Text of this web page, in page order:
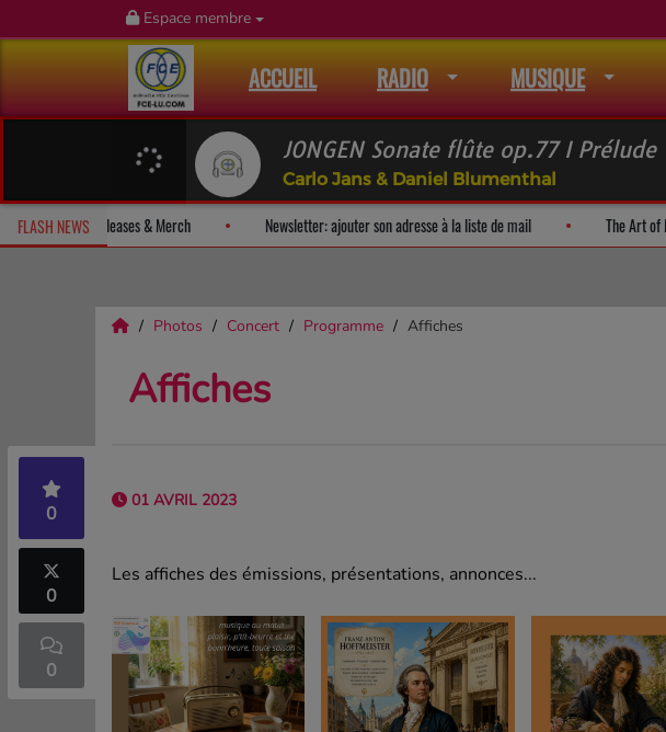
Espace membre
ACCUEIL RADIO MUSIQUE
JONGEN Sonate flûte op.77 I Prélude
Carlo Jans & Daniel Blumenthal
FLASH NEWS
surprise! Fan Releases & Merch Newsletter: ajouter son adresse à la liste de mail
Photos Concert Programme Affiches
Affiches
0
0
0
01 AVRIL 2023
Les affiches des émissions, présentations, annonces...